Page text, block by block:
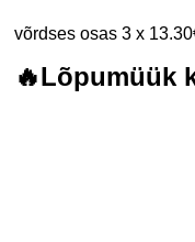
võrdses osas 3 x
🔥Lõpumüük